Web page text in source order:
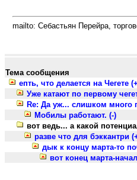
mailto: Себастьян Перейра,
Тема сообщения
епть, что делается на Чегете
Уже катают по первому
Re: Да уж... слишком много
Мобилы работают. (-)
вот ведь... а какой
разве что для бэккантри
дык к концу марта-то
вот конец марта-